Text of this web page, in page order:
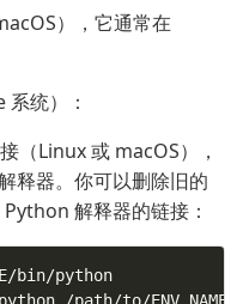
），它通常在
统）：
（Linux 或 macOS），
释器。你可以删除旧的
解释器的链接：